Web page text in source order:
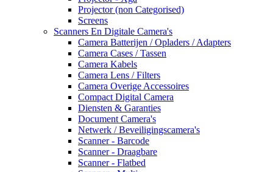
Projector (non Categorised)
Screens
Scanners En Digitale Camera's
Camera Batterijen / Opladers / Adapters
Camera Cases / Tassen
Camera Kabels
Camera Lens / Filters
Camera Overige Accessoires
Compact Digital Camera
Diensten & Garanties
Document Camera's
Netwerk / Beveiligingscamera's
Scanner - Barcode
Scanner - Draagbare
Scanner - Flatbed